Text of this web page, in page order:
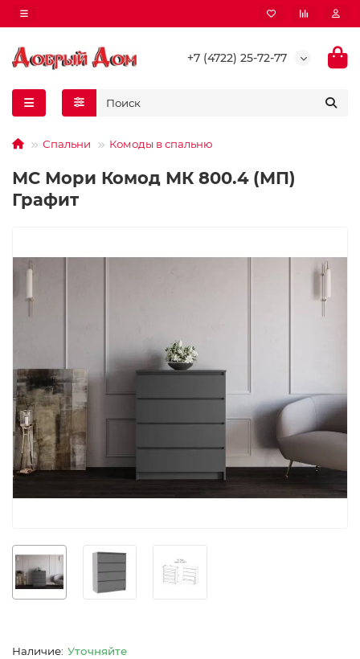
+7 (4722) 25-72-77
Спальни Комоды в спальню
МС Мори Комод МК 800.4 (МП)
Графит
Уточняйте